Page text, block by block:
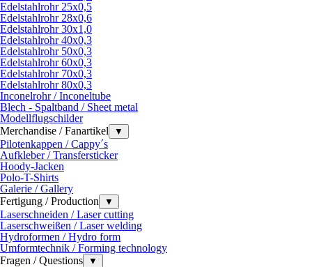
Edelstahlrohr 25x0,5
Edelstahlrohr 28x0,6
Edelstahlrohr 30x1,0
Edelstahlrohr 40x0,3
Edelstahlrohr 50x0,3
Edelstahlrohr 60x0,3
Edelstahlrohr 70x0,3
Edelstahlrohr 80x0,3
Inconelrohr / Inconeltube
Blech - Spaltband / Sheet metal
Modellflugschilder
Merchandise / Fanartikel
▼
Pilotenkappen / Cappy´s
Aufkleber / Transfersticker
Hoody-Jacken
Polo-T-Shirts
Galerie / Gallery
Fertigung / Production
▼
Laserschneiden / Laser cutting
Laserschweißen / Laser welding
Hydroformen / Hydro form
Umformtechnik / Forming technology
Fragen / Questions
▼